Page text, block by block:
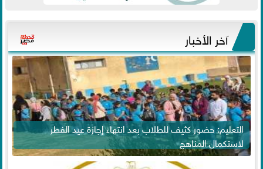
آخر الأخبار
التعليم: حضور كثيف للطلاب بعد انتهاء إجازة عيد الفطر
لاستكمال المناهج